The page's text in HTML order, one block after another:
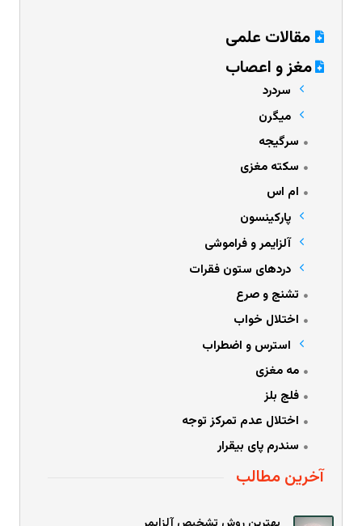
مقالات علمی
مغز و اعصاب
سردرد
میگرن
سرگیجه
سکته مغزی
ام اس
پارکینسون
آلزایمر و فراموشی
دردهای ستون فقرات
تشنج و صرع
اختلال خواب
استرس و اضطراب
مه مغزی
فلج بلز
اختلال عدم تمرکز توجه
سندرم پای بیقرار
آخرین مطالب